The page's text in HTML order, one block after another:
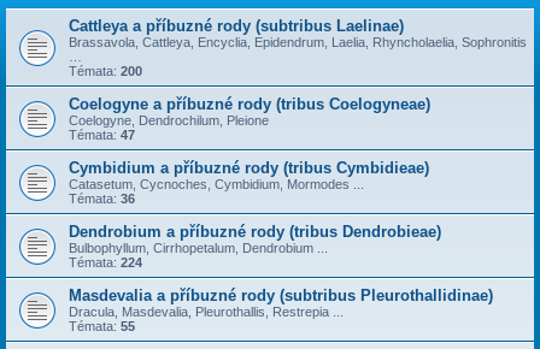
Cattleya a příbuzné rody (subtribus Laelinae)
Brassavola, Cattleya, Encyclia, Epidendrum, Laelia, Rhyncholaelia, Sophronitis
Témata: 200
Coelogyne a příbuzné rody (tribus Coelogyneae)
Coelogyne, Dendrochilum, Pleione
Témata: 47
Cymbidium a příbuzné rody (tribus Cymbidieae)
Catasetum, Cycnoches, Cymbidium, Mormodes ...
Témata: 36
Dendrobium a příbuzné rody (tribus Dendrobieae)
Bulbophyllum, Cirrhopetalum, Dendrobium ...
Témata: 224
Masdevalia a příbuzné rody (subtribus Pleurothallidinae)
Dracula, Masdevalia, Pleurothallis, Restrepia ...
Témata: 55